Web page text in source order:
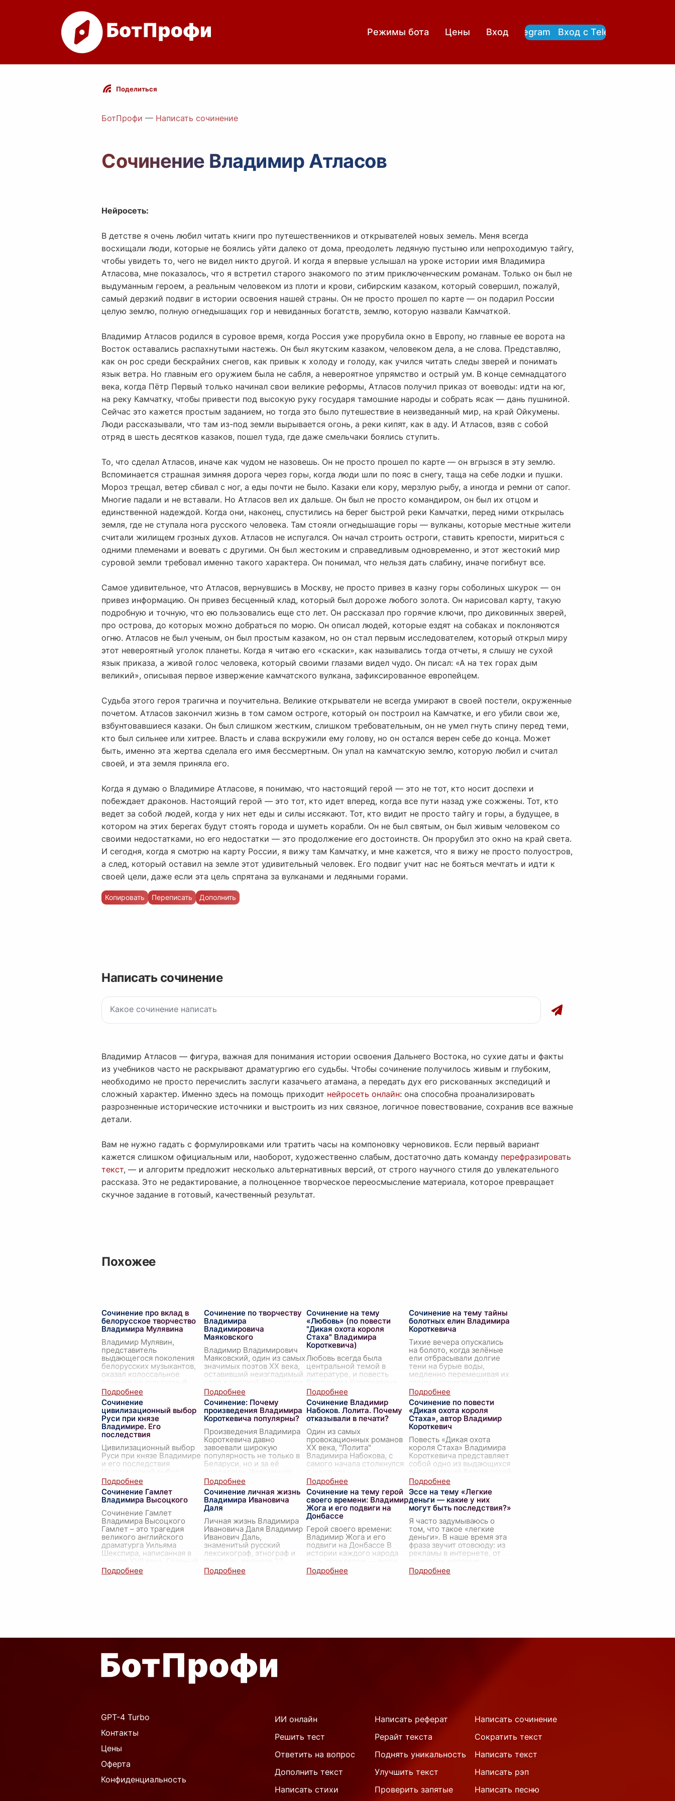
Режимы бота Цены Вход
Вход с Telegram Вход с Telegram
Поделиться
БотПрофи — Написать сочинение
Сочинение Владимир Атласов
Нейросеть:
В детстве я очень любил читать книги про путешественников и открывателей новых земель. Меня всегда
восхищали люди, которые не боялись уйти далеко от дома, преодолеть ледяную пустыню или непроходимую тайгу,
чтобы увидеть то, чего не видел никто другой. И когда я впервые услышал на уроке истории имя Владимира
Атласова, мне показалось, что я встретил старого знакомого по этим приключенческим романам. Только он был не
выдуманным героем, а реальным человеком из плоти и крови, сибирским казаком, который совершил, пожалуй,
самый дерзкий подвиг в истории освоения нашей страны. Он не просто прошел по карте — он подарил России
целую землю, полную огнедышащих гор и невиданных богатств, землю, которую назвали Камчаткой.
Владимир Атласов родился в суровое время, когда Россия уже прорубила окно в Европу, но главные ее ворота на
Восток оставались распахнутыми настежь. Он был якутским казаком, человеком дела, а не слова. Представляю,
как он рос среди бескрайних снегов, как привык к холоду и голоду, как учился читать следы зверей и понимать
язык ветра. Но главным его оружием была не сабля, а невероятное упрямство и острый ум. В конце семнадцатого
века, когда Пётр Первый только начинал свои великие реформы, Атласов получил приказ от воеводы: идти на юг,
на реку Камчатку, чтобы привести под высокую руку государя тамошние народы и собрать ясак — дань пушниной.
Сейчас это кажется простым заданием, но тогда это было путешествие в неизведанный мир, на край Ойкумены.
Люди рассказывали, что там из-под земли вырывается огонь, а реки кипят, как в аду. И Атласов, взяв с собой
отряд в шесть десятков казаков, пошел туда, где даже смельчаки боялись ступить.
То, что сделал Атласов, иначе как чудом не назовешь. Он не просто прошел по карте — он вгрызся в эту землю.
Вспоминается страшная зимняя дорога через горы, когда люди шли по пояс в снегу, таща на себе лодки и пушки.
Мороз трещал, ветер сбивал с ног, а еды почти не было. Казаки ели кору, мерзлую рыбу, а иногда и ремни от сапог.
Многие падали и не вставали. Но Атласов вел их дальше. Он был не просто командиром, он был их отцом и
единственной надеждой. Когда они, наконец, спустились на берег быстрой реки Камчатки, перед ними открылась
земля, где не ступала нога русского человека. Там стояли огнедышащие горы — вулканы, которые местные жители
считали жилищем грозных духов. Атласов не испугался. Он начал строить остроги, ставить крепости, мириться с
одними племенами и воевать с другими. Он был жестоким и справедливым одновременно, и этот жестокий мир
суровой земли требовал именно такого характера. Он понимал, что нельзя дать слабину, иначе погибнут все.
Самое удивительное, что Атласов, вернувшись в Москву, не просто привез в казну горы соболиных шкурок — он
привез информацию. Он привез бесценный клад, который был дороже любого золота. Он нарисовал карту, такую
подробную и точную, что ею пользовались еще сто лет. Он рассказал про горячие ключи, про диковинных зверей,
про острова, до которых можно добраться по морю. Он описал людей, которые ездят на собаках и поклоняются
огню. Атласов не был ученым, он был простым казаком, но он стал первым исследователем, который открыл миру
этот невероятный уголок планеты. Когда я читаю его «скаски», как назывались тогда отчеты, я слышу не сухой
язык приказа, а живой голос человека, который своими глазами видел чудо. Он писал: «А на тех горах дым
великий», описывая первое извержение камчатского вулкана, зафиксированное европейцем.
Судьба этого героя трагична и поучительна. Великие открыватели не всегда умирают в своей постели, окруженные
почетом. Атласов закончил жизнь в том самом остроге, который он построил на Камчатке, и его убили свои же,
взбунтовавшиеся казаки. Он был слишком жестким, слишком требовательным, он не умел гнуть спину перед теми,
кто был сильнее или хитрее. Власть и слава вскружили ему голову, но он остался верен себе до конца. Может
быть, именно эта жертва сделала его имя бессмертным. Он упал на камчатскую землю, которую любил и считал
своей, и эта земля приняла его.
Когда я думаю о Владимире Атласове, я понимаю, что настоящий герой — это не тот, кто носит доспехи и
побеждает драконов. Настоящий герой — это тот, кто идет вперед, когда все пути назад уже сожжены. Тот, кто
ведет за собой людей, когда у них нет еды и силы иссякают. Тот, кто видит не просто тайгу и горы, а будущее, в
котором на этих берегах будут стоять города и шуметь корабли. Он не был святым, он был живым человеком со
своими недостатками, но его недостатки — это продолжение его достоинств. Он прорубил это окно на край света.
И сегодня, когда я смотрю на карту России, я вижу там Камчатку, и мне кажется, что я вижу не просто полуостров,
а след, который оставил на земле этот удивительный человек. Его подвиг учит нас не бояться мечтать и идти к
своей цели, даже если эта цель спрятана за вулканами и ледяными горами.
Копировать Переписать Дополнить
Написать сочинение
Владимир Атласов — фигура, важная для понимания истории освоения Дальнего Востока, но сухие даты и факты
из учебников часто не раскрывают драматургию его судьбы. Чтобы сочинение получилось живым и глубоким,
необходимо не просто перечислить заслуги казачьего атамана, а передать дух его рискованных экспедиций и
сложный характер. Именно здесь на помощь приходит нейросеть онлайн: она способна проанализировать
разрозненные исторические источники и выстроить из них связное, логичное повествование, сохранив все важные
детали.
Вам не нужно гадать с формулировками или тратить часы на компоновку черновиков. Если первый вариант
кажется слишком официальным или, наоборот, художественно слабым, достаточно дать команду перефразировать
текст, — и алгоритм предложит несколько альтернативных версий, от строго научного стиля до увлекательного
рассказа. Это не редактирование, а полноценное творческое переосмысление материала, которое превращает
скучное задание в готовый, качественный результат.
Похожее
Сочинение про вклад в
белорусское творчество
Владимира Мулявина
Владимир Мулявин,
представитель
выдающегося поколения
белорусских музыкантов,
оказал колоссальное
ландшафт Беларуси. Его
вклад в развитие
белорусского творчес...
Сочинение по творчеству
Владимира
Владимировича
Маяковского
Владимир Владимирович
Маяковский, один из самых
значимых поэтов XX века,
оставивший неизгладимый
следует рассматривать как
производителя не только
тексто...
Сочинение на тему
«Любовь» (по повести
"Дикая охота короля
Стаха" Владимира
Короткевича)
Любовь всегда была
центральной темой в
литературе, и повесть
"Дикая охота короля Стаха"
не является исключением.
Эта захватывающая и
мрачная история
переплета...
Сочинение на тему тайны
болотных елин Владимира
Короткевича
Тихие вечера опускались
на болото, когда зелёные
ели отбрасывали долгие
тени на бурые воды,
медленно перемешивая их
суслом. Здесь, далеко от
человеческих глаз, к...
Сочинение
цивилизационный выбор
Руси при князе
Владимире. Его
последствия
Цивилизационный выбор
Руси при князе Владимире
и его последствия
сделанный князем
Владимиром
Святославичем, известным
также как Владимир
Великий, стал одним из
Сочинение: Почему
произведения Владимира
Короткевича популярны?
Произведения Владимира
Короткевича давно
завоевали широкую
популярность не только в
Беларуси, но и за её
способность писателя
сочетать историческую
достоверно ...
Сочинение Владимир
Набоков. Лолита. Почему
отказывали в печати?
Один из самых
провокационных романов
XX века, "Лолита"
Владимира Набокова, с
самого начала столкнулся
сопротивлением
издательского мира.
История о связи взрослого
мужчины...
Сочинение по повести
«Дикая охота короля
Стаха», автор Владимир
Короткевич
Повесть «Дикая охота
короля Стаха» Владимира
Короткевича представляет
собой одно из выдающихся
литературы. Сюжет
разворачивается в
мистической атмосфере
ст...
Сочинение Гамлет
Владимира Высоцкого
Сочинение Гамлет
Владимира Высоцкого
Гамлет – это трагедия
великого английского
драматурга Уильяма
Шекспира, написанная в
герой пьесы, датский
принц Гамл
Сочинение личная жизнь
Владимира Ивановича
Даля
Личная жизнь Владимира
Ивановича Даля Владимир
Иванович Даль,
знаменитый русский
лексикограф, этнограф и
ноября 1801 года в семье
датчанина Иоганна
Сочинение на тему герой
своего времени: Владимир
Жога и его подвиги на
Донбассе
Герой своего времени:
Владимир Жога и его
подвиги на Донбассе В
истории каждого народа
чьи поступки и решения
становятся ярким
Эссе на тему «Легкие
деньги — какие у них
могут быть последствия?»
Я часто задумываюсь о
том, что такое «легкие
деньги». В наше время эта
фраза звучит отовсюду: из
рекламы в интернете, от
хвастаются удачными
сделками, из фильмов
GPT-4 Turbo
Контакты
Цены
Оферта
Конфиденциальность
ИИ онлайн Написать реферат
Написать сочинение
Решить тест
Рерайт текста
Сократить текст
Ответить на вопрос
Поднять уникальность
Написать текст
Дополнить текст
Улучшить текст
Написать рэп
Написать стихи
Проверить запятые Написать песню